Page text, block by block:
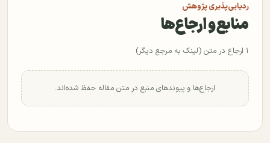
ردیابی‌پذیری پژوهش
منابع و ارجاع‌ها
۱ ارجاع در متن (لینک به مرجع دیگر)
ارجاع‌ها و پیوندهای منبع در متن مقاله حفظ شده‌اند.